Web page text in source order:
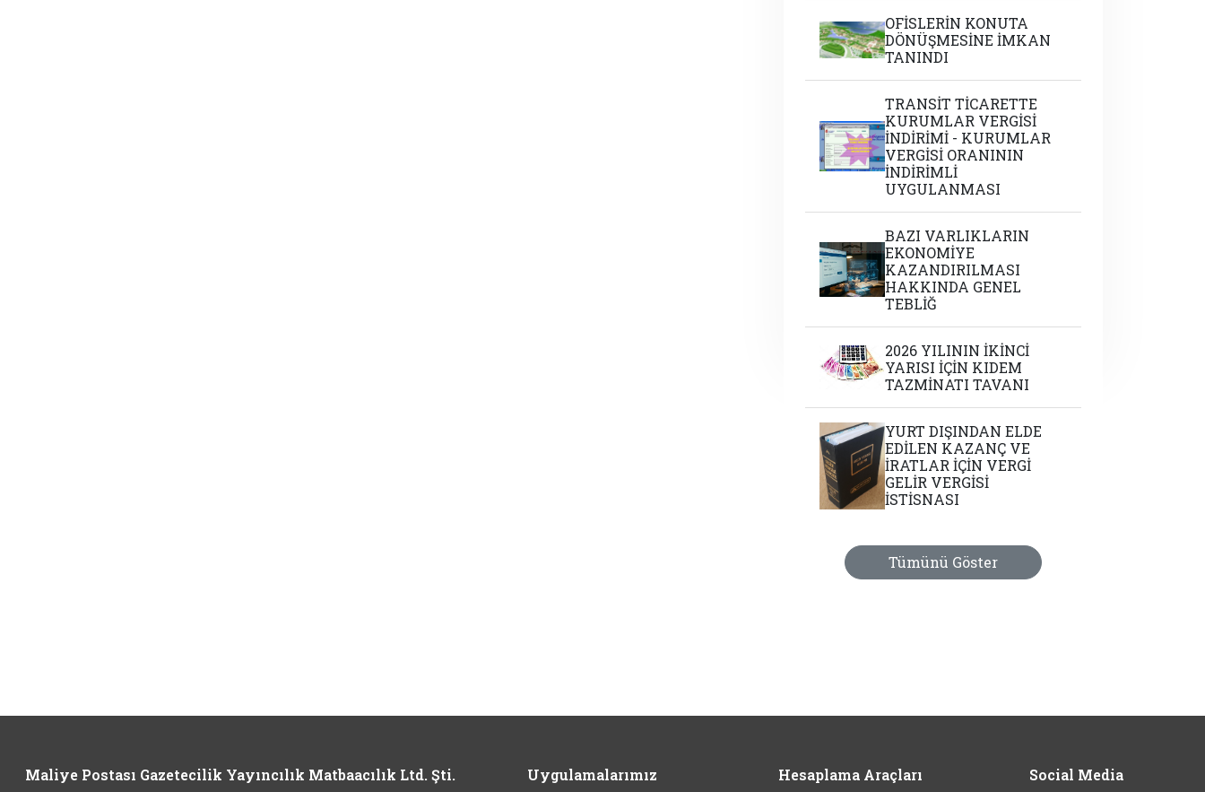
OFİSLERİN KONUTA
DÖNÜŞMESİNE İMKAN
TANINDI
TRANSİT TİCARETTE
KURUMLAR VERGİSİ
İNDİRİMİ - KURUMLAR
VERGİSİ ORANININ
İNDİRİMLİ
UYGULANMASI
BAZI VARLIKLARIN
EKONOMİYE
KAZANDIRILMASI
HAKKINDA GENEL
TEBLİĞ
2026 YILININ İKİNCİ
YARISI İÇİN KIDEM
TAZMİNATI TAVANI
YURT DIŞINDAN ELDE
EDİLEN KAZANÇ VE
İRATLAR İÇİN VERGİ
GELİR VERGİSİ
İSTİSNASI
Tümünü Göster
Maliye Postası Gazetecilik Yayıncılık Matbaacılık Ltd. Şti. Uygulamalarımız Hesaplama Araçları Social Media